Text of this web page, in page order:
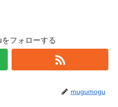
フォローする
mugumogu